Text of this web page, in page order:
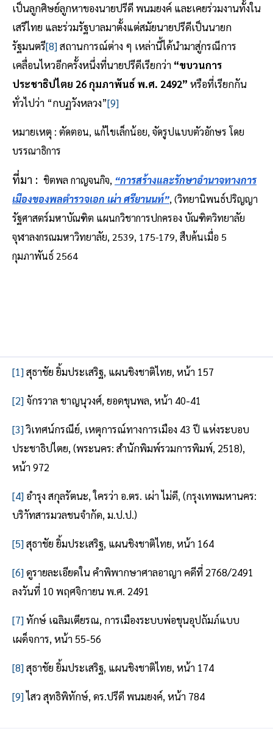
เป็นลูกศิษย์ลูกหาของนายปรีดี พนมยงค์ และเคยร่วมงานทั้งใน
เสรีไทย และร่วมรัฐบาลมาตั้งแต่สมัยนายปรีดีเป็นนายก
รัฐมนตรี[8]สถานการณ์ต่าง ๆ เหล่านี้ได้นำมาสู่กรณีการ
เคลื่อนไหวอีกครั้งหนึ่งที่นายปรีดีเรียกว่า “ขบวนการ
ประชาธิปไตย 26 กุมภาพันธ์ พ.ศ. 2492” หรือที่เรียกกัน
ทั่วไปว่า “กบฏวังหลวง”[9]
หมายเหตุ : ตัดตอน, แก้ไขเล็กน้อย, จัดรูปแบบตัวอักษร โดย
บรรณาธิการ
ที่มา : ชิตพล กาญจนกิจ, “การสร้างและรักษาอำนาจทางการ
เมืองของพลตำรวจเอก เผ่า ศรียานนท์”, (วิทยานิพนธ์ปริญญา
รัฐศาสตร์มหาบัณฑิต แผนกวิชาการปกครอง บัณฑิตวิทยาลัย
จุฬาลงกรณมหาวิทยาลัย, 2539, 175-179, สืบค้นเมื่อ 5
กุมภาพันธ์ 2564
[1]สุธาชัย ยิ้มประเสริฐ, แผนชิงชาติไทย, หน้า 157
[2] จักรวาล ชาญนุวงศ์, ยอดขุนพล, หน้า 40-41
[3]วิเทศน์กรณีย์, เหตุการณ์ทางการเมือง 43 ปี แห่งระบอบ
ประชาธิปไตย, (พระนคร: สำนักพิมพ์รวมการพิมพ์, 2518),
หน้า 972
[4] อำรุง สกุลรัตนะ, ใครว่า อ.ตร. เผ่า ไม่ดี, (กรุงเทพมหานคร:
บริาัทสารมวลชนจำกัด, ม.ป.ป.)
[5]สุธาชัย ยิ้มประเสริฐ, แผนชิงชาติไทย, หน้า 164
[6]ดูรายละเอียดใน คำพิพากษาศาลอาญา คดีที่ 2768/2491
ลงวันที่ 10 พฤศจิกายน พ.ศ. 2491
[7]ทักษ์ เฉลิมเตียรณ, การเมืองระบบพ่อขุนอุปถัมภ์แบบ
เผด็จการ, หน้า 55-56
[8]สุธาชัย ยิ้มประเสริฐ, แผนชิงชาติไทย, หน้า 174
[9]ไสว สุทธิพิทักษ์, ดร.ปรีดี พนมยงค์, หน้า 784